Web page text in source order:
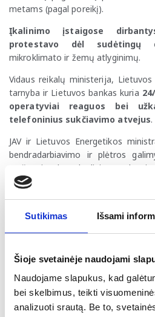
Sutikimas Išsami
Šioje svetainėje naudojami
Naudojame slapukus, kad
bei skelbimus, teikti
analizuoti srautą. Be to,
metams (pagal poreikį).
Įkalinimo įstaigose
protestavo dėl sudėtingų
mikroklimato ir žemų atlyginimų.
Vidaus reikalų ministerija,
tarnyba ir Lietuvos bankas kuria
operatyviai reaguos bei
telefoninius sukčiavimo atvejus.
JAV ir Lietuvos Energetikos
bendradarbiavimo ir plėtros
mažuosius branduolinius
pasirašė dvišalį bendradarbiavimo
kabelių saugumo stiprinimo.
Nacionalinis plėtros
reprezentatyvią 411
poreikių apklausą.
Lietuvos verslui sudarė apie 5